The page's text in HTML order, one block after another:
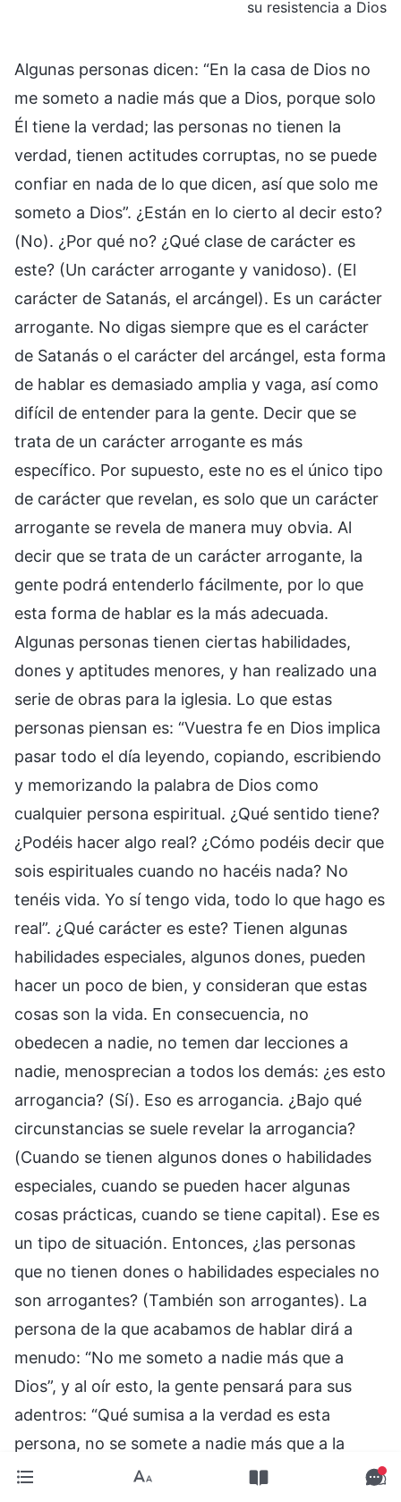
su resistencia a Dios
Algunas personas dicen: “En la casa de Dios no
me someto a nadie más que a Dios, porque solo
Él tiene la verdad; las personas no tienen la
verdad, tienen actitudes corruptas, no se puede
confiar en nada de lo que dicen, así que solo me
someto a Dios”. ¿Están en lo cierto al decir esto?
(No). ¿Por qué no? ¿Qué clase de carácter es
este? (Un carácter arrogante y vanidoso). (El
carácter de Satanás, el arcángel). Es un carácter
arrogante. No digas siempre que es el carácter
de Satanás o el carácter del arcángel, esta forma
de hablar es demasiado amplia y vaga, así como
difícil de entender para la gente. Decir que se
trata de un carácter arrogante es más
específico. Por supuesto, este no es el único tipo
de carácter que revelan, es solo que un carácter
arrogante se revela de manera muy obvia. Al
decir que se trata de un carácter arrogante, la
gente podrá entenderlo fácilmente, por lo que
esta forma de hablar es la más adecuada.
Algunas personas tienen ciertas habilidades,
dones y aptitudes menores, y han realizado una
serie de obras para la iglesia. Lo que estas
personas piensan es: “Vuestra fe en Dios implica
pasar todo el día leyendo, copiando, escribiendo
y memorizando la palabra de Dios como
cualquier persona espiritual. ¿Qué sentido tiene?
¿Podéis hacer algo real? ¿Cómo podéis decir que
sois espirituales cuando no hacéis nada? No
tenéis vida. Yo sí tengo vida, todo lo que hago es
real”. ¿Qué carácter es este? Tienen algunas
habilidades especiales, algunos dones, pueden
hacer un poco de bien, y consideran que estas
cosas son la vida. En consecuencia, no
obedecen a nadie, no temen dar lecciones a
nadie, menosprecian a todos los demás: ¿es esto
arrogancia? (Sí). Eso es arrogancia. ¿Bajo qué
circunstancias se suele revelar la arrogancia?
(Cuando se tienen algunos dones o habilidades
especiales, cuando se pueden hacer algunas
cosas prácticas, cuando se tiene capital). Ese es
un tipo de situación. Entonces, ¿las personas
que no tienen dones o habilidades especiales no
son arrogantes? (También son arrogantes). La
persona de la que acabamos de hablar dirá a
menudo: “No me someto a nadie más que a
Dios”, y al oír esto, la gente pensará para sus
adentros: “Qué sumisa a la verdad es esta
persona, no se somete a nadie más que a la
verdad, lo que dice es correcto”. De hecho,